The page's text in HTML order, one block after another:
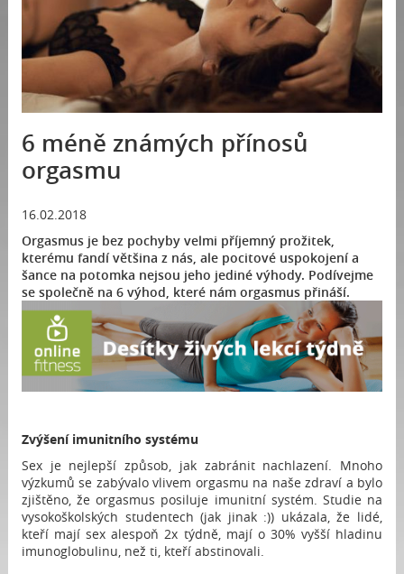
6 méně známých přínosů
orgasmu
16.02.2018
Orgasmus je bez pochyby velmi příjemný prožitek,
kterému fandí většina z nás, ale pocitové uspokojení a
šance na potomka nejsou jeho jediné výhody. Podívejme
se společně na 6 výhod, které nám orgasmus přináší.
Zvýšení imunitního systému
Sex je nejlepší způsob, jak zabránit nachlazení. Mnoho
výzkumů se zabývalo vlivem orgasmu na naše zdraví a bylo
zjištěno, že orgasmus posiluje imunitní systém. Studie na
vysokoškolských studentech (jak jinak :)) ukázala, že lidé,
kteří mají sex alespoň 2x týdně, mají o 30% vyšší hladinu
imunoglobulinu, než ti, kteří abstinovali.